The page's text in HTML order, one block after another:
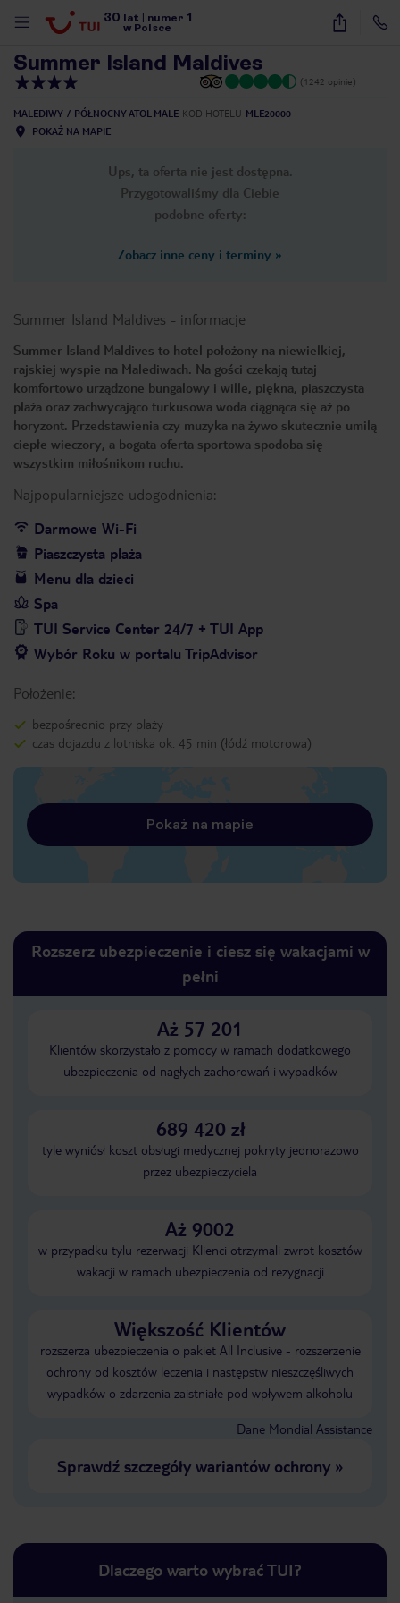
30 lat numer 1
w Polsce
28
Summer Island Maldives
(1242 opinie)
MALEDIWY PÓŁNOCNY ATOL MALE KOD HOTELU MLE20000
POKAŻ NA MAPIE
Ups, ta oferta nie jest dostępna.
Przygotowaliśmy dla Ciebie
podobne oferty:
Zobacz inne ceny i terminy »
Summer Island Maldives - informacje
Summer Island Maldives to hotel położony na niewielkiej,
rajskiej wyspie na Malediwach. Na gości czekają tutaj
komfortowo urządzone bungalowy i wille, piękna, piaszczysta
plaża oraz zachwycająco turkusowa woda ciągnąca się aż po
horyzont. Przedstawienia czy muzyka na żywo skutecznie umilą
ciepłe wieczory, a bogata oferta sportowa spodoba się
wszystkim miłośnikom ruchu.
Najpopularniejsze udogodnienia:
Darmowe Wi-Fi
Piaszczysta plaża
Menu dla dzieci
Spa
TUI Service Center 24/7 + TUI App
Wybór Roku w portalu TripAdvisor
Położenie:
bezpośrednio przy plaży
czas dojazdu z lotniska ok. 45 min (łódź motorowa)
Pokaż na mapie
Rozszerz ubezpieczenie i ciesz się wakacjami w
pełni
Aż 57 201
Klientów skorzystało z pomocy w ramach dodatkowego
ubezpieczenia od nagłych zachorowań i wypadków
689 420 zł
tyle wyniósł koszt obsługi medycznej pokryty jednorazowo
przez ubezpieczyciela
Aż 9002
w przypadku tylu rezerwacji Klienci otrzymali zwrot kosztów
wakacji w ramach ubezpieczenia od rezygnacji
Większość Klientów
rozszerza ubezpieczenia o pakiet All Inclusive - rozszerzenie
ochrony od kosztów leczenia i następstw nieszczęśliwych
wypadków o zdarzenia zaistniałe pod wpływem alkoholu
Dane Mondial Assistance
Sprawdź szczegóły wariantów ochrony»
Dlaczego warto wybrać TUI?